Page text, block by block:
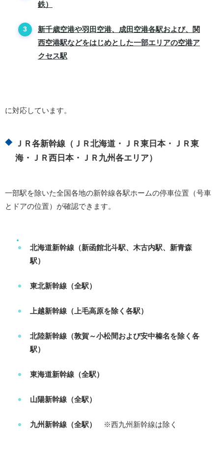
鉄）
新千歳空港や羽田空港、成田空港各駅および、関
西空港駅などをはじめとした一部エリアの空港ア
クセス駅
に対応しています。
ＪＲ各新幹線（ＪＲ北海道・ＪＲ東日本・ＪＲ東
海・ＪＲ西日本・ＪＲ九州各エリア）
一部駅を除いた全国各地の新幹線各駅ホームの停車位置（号車
とドアの位置）が確認できます。
北海道新幹線（新函館北斗駅、木古内駅、新青森
駅）
東北新幹線（全駅）
上越新幹線（上毛高原を除く各駅）
北陸新幹線（敦賀～小松間および安中榛名を除く各
駅）
東海道新幹線（全駅）
山陽新幹線（全駅）
九州新幹線（全駅） ※西九州新幹線は除く